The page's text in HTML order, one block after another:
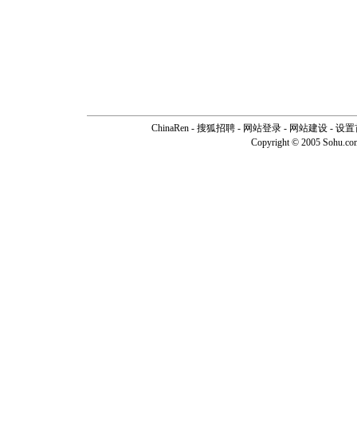
ChinaRen - 搜狐招聘 - 网站登录 - 网站建设 - 设置
Copyright © 2005